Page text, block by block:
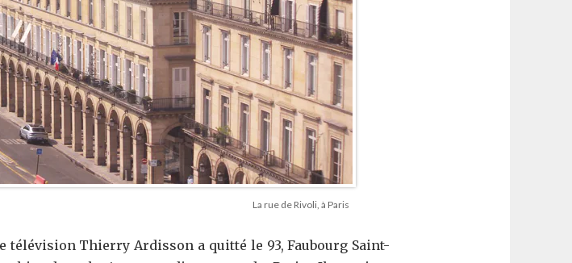
La rue de Rivoli, à Paris
télévision Thierry Ardisson a quitté le 93, Faubourg Saint-